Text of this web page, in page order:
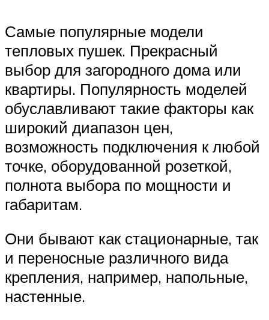
Самые популярные модели
тепловых пушек. Прекрасный
выбор для загородного дома или
квартиры. Популярность моделей
обуславливают такие факторы как
широкий диапазон цен,
возможность подключения к любой
точке, оборудованной розеткой,
полнота выбора по мощности и
габаритам.
Они бывают как стационарные, так
и переносные различного вида
крепления, например, напольные,
настенные.